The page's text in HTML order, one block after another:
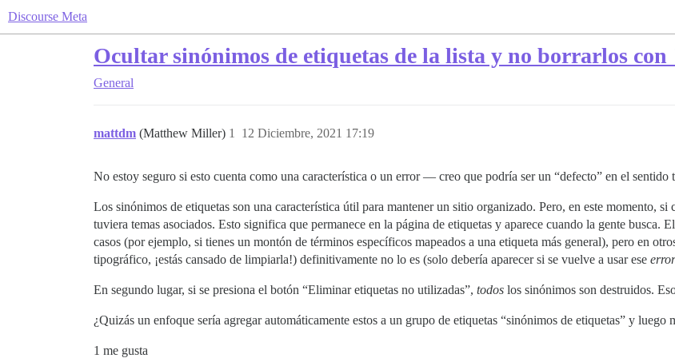
Discourse Meta
Ocultar sinónimos de etiquetas de la lista y no borrarlos
General
mattdm (Matthew Miller) 12 Diciembre, 2021 17:19
1
No estoy seguro si esto cuenta como una característica o un error — creo que podría ser un “defecto” en el
Los sinónimos de etiquetas son una característica útil para mantener un sitio organizado. Pero, en este momento, si
tuviera temas asociados. Esto significa que permanece en la página de etiquetas y aparece cuando la gente busca.
casos (por ejemplo, si tienes un montón de términos específicos mapeados a una etiqueta más general), pero en
tipográfico, ¡estás cansado de limpiarla!) definitivamente no lo es (solo debería aparecer si se vuelve a usar ese
En segundo lugar, si se presiona el botón “Eliminar etiquetas no utilizadas”, todos los sinónimos son destruidos.
¿Quizás un enfoque sería agregar automáticamente estos a un grupo de etiquetas “sinónimos de etiquetas” y luego
1 me gusta